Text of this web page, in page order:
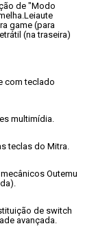
de "Modo
Leiaute
game (para
(na traseira)
com teclado
multimídia.
teclas do Mitra.
Outemu
de switch
avançada.